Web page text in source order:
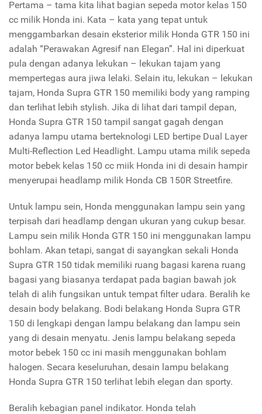
Pertama – tama kita lihat bagian sepeda motor kelas 150
cc milik Honda ini. Kata – kata yang tepat untuk
menggambarkan desain eksterior milik Honda GTR 150 ini
adalah “Perawakan Agresif nan Elegan”. Hal ini diperkuat
pula dengan adanya lekukan – lekukan tajam yang
mempertegas aura jiwa lelaki. Selain itu, lekukan – lekukan
tajam, Honda Supra GTR 150 memiliki body yang ramping
dan terlihat lebih stylish. Jika di lihat dari tampil depan,
Honda Supra GTR 150 tampil sangat gagah dengan
adanya lampu utama berteknologi LED bertipe Dual Layer
Multi-Reflection Led Headlight. Lampu utama milik sepeda
motor bebek kelas 150 cc miik Honda ini di desain hampir
menyerupai headlamp milik Honda CB 150R Streetfire.
Untuk lampu sein, Honda menggunakan lampu sein yang
terpisah dari headlamp dengan ukuran yang cukup besar.
Lampu sein milik Honda GTR 150 ini menggunakan lampu
bohlam. Akan tetapi, sangat di sayangkan sekali Honda
Supra GTR 150 tidak memiliki ruang bagasi karena ruang
bagasi yang biasanya terdapat pada bagian bawah jok
telah di alih fungsikan untuk tempat filter udara. Beralih ke
desain body belakang. Bodi belakang Honda Supra GTR
150 di lengkapi dengan lampu belakang dan lampu sein
yang di desain menyatu. Jenis lampu belakang sepeda
motor bebek 150 cc ini masih menggunakan bohlam
halogen. Secara keseluruhan, desain lampu belakang
Honda Supra GTR 150 terlihat lebih elegan dan sporty.
Beralih kebagian panel indikator. Honda telah